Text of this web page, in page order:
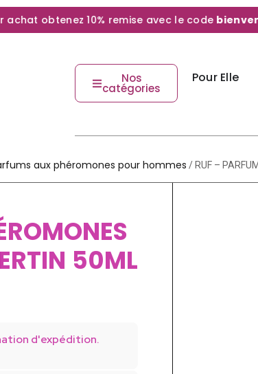
obtenez 10% remise avec le code
Nos
catégories
Pour Elle
aux phéromones pour hommes / RUF –
50ML
d'expédition.